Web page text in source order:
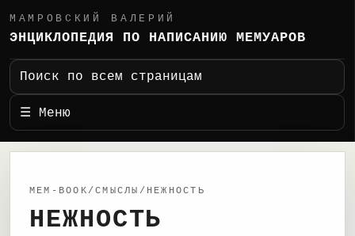
МАМРОВСКИЙ ВАЛЕРИЙ
ЭНЦИКЛОПЕДИЯ ПО НАПИСАНИЮ МЕМУАРОВ
Поиск по всем страницам
☰ Меню
MEM-BOOK/СМЫСЛЫ/НЕЖНОСТЬ
НЕЖНОСТЬ